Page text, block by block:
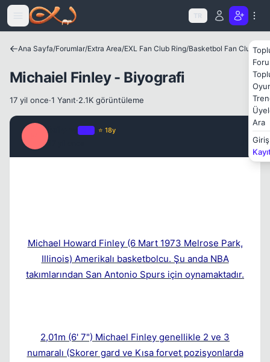
Icerige atla
TR
Ara
Giriş
Ana Sayfa/Forumlar/Extra Area/EXL Fan Club Ring/Basketbol Fan Club
Michaiel Finley - Biyografi
17 yil once·1 Yanıt·2.1K görüntüleme
⭐ 18y
Michael Howard Finley (6 Mart 1973 Melrose Park,
Illinois) Amerikalı basketbolcu. Şu anda NBA
takımlarından San Antonio Spurs için oynamaktadır.
2,01m (6' 7") Michael Finley genellikle 2 ve 3
numaralı (Skorer gard ve Kısa forvet pozisyonlarda